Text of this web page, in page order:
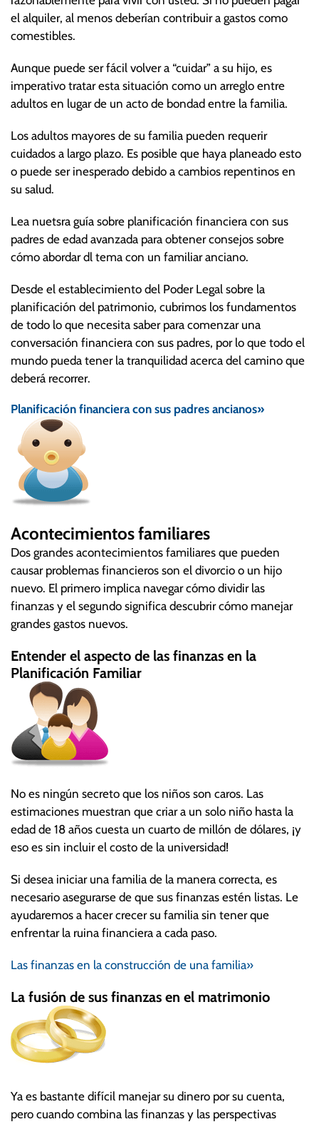
el alquiler, al menos deberían contribuir a gastos como
comestibles.
Aunque puede ser fácil volver a “cuidar” a su hijo, es
imperativo tratar esta situación como un arreglo entre
adultos en lugar de un acto de bondad entre la familia.
Los adultos mayores de su familia pueden requerir
cuidados a largo plazo. Es posible que haya planeado esto
o puede ser inesperado debido a cambios repentinos en
su salud.
Lea nuetsra guía sobre planificación financiera con sus
padres de edad avanzada para obtener consejos sobre
cómo abordar dl tema con un familiar anciano.
Desde el establecimiento del Poder Legal sobre la
planificación del patrimonio, cubrimos los fundamentos
de todo lo que necesita saber para comenzar una
conversación financiera con sus padres, por lo que todo el
mundo pueda tener la tranquilidad acerca del camino que
deberá recorrer.
Planificación financiera con sus padres ancianos»
Acontecimientos familiares
Dos grandes acontecimientos familiares que pueden
causar problemas financieros son el divorcio o un hijo
nuevo. El primero implica navegar cómo dividir las
finanzas y el segundo significa descubrir cómo manejar
grandes gastos nuevos.
Entender el aspecto de las finanzas en la
Planificación Familiar
No es ningún secreto que los niños son caros. Las
estimaciones muestran que criar a un solo niño hasta la
edad de 18 años cuesta un cuarto de millón de dólares, ¡y
eso es sin incluir el costo de la universidad!
Si desea iniciar una familia de la manera correcta, es
necesario asegurarse de que sus finanzas estén listas. Le
ayudaremos a hacer crecer su familia sin tener que
enfrentar la ruina financiera a cada paso.
Las finanzas en la construcción de una familia»
La fusión de sus finanzas en el matrimonio
Ya es bastante difícil manejar su dinero por su cuenta,
pero cuando combina las finanzas y las perspectivas